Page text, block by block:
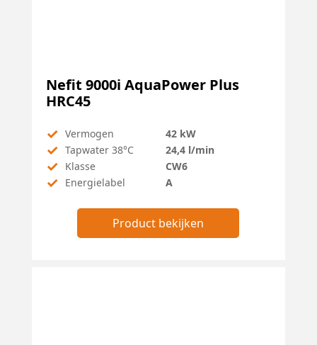
Nefit 9000i AquaPower Plus
HRC45
✓
✓
✓
✓
Vermogen
Tapwater 38°C
Klasse
Energielabel
42 kW
24,4 l/min
CW6
A
Product bekijken